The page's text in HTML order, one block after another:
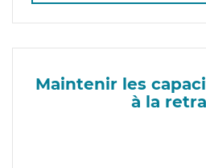
Maintenir les
à la